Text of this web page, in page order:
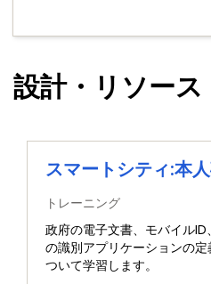
設計・リソース
スマートシティ:本
トレーニング
政府の電子文書、モバイル
の識別アプリケーションの
ついて学習します。